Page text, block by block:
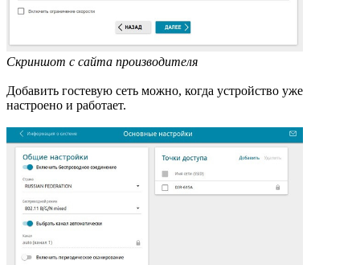
Скриншот с сайта производителя
Добавить гостевую сеть можно, когда устройство уже
настроено и работает.